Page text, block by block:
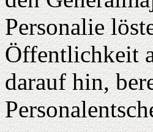
Personalie
Öffentlichkeit
darauf hin,